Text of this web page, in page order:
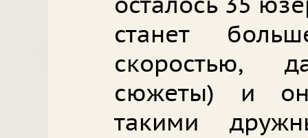
осталось 35
станет
скоростью,
сюжеты) и
такими